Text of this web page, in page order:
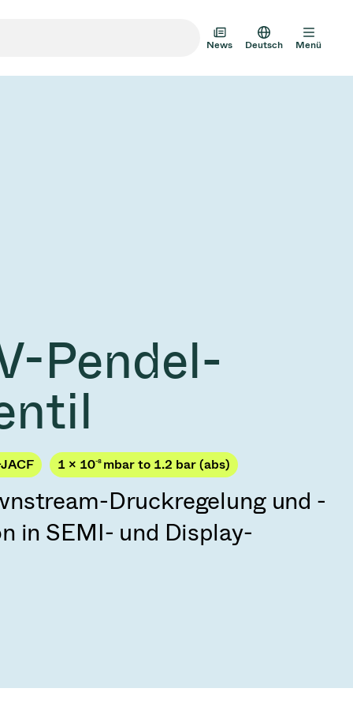
News
KR
VAT Media Release on
Acquisition of Atonarp
Ad hoc announcement pursuant to Art. 53
Deutsch Menü
Pendel-
1 × 10-8 mbar to 1.2 bar (abs)
Druckregelung und -
in SEMI- und Display-